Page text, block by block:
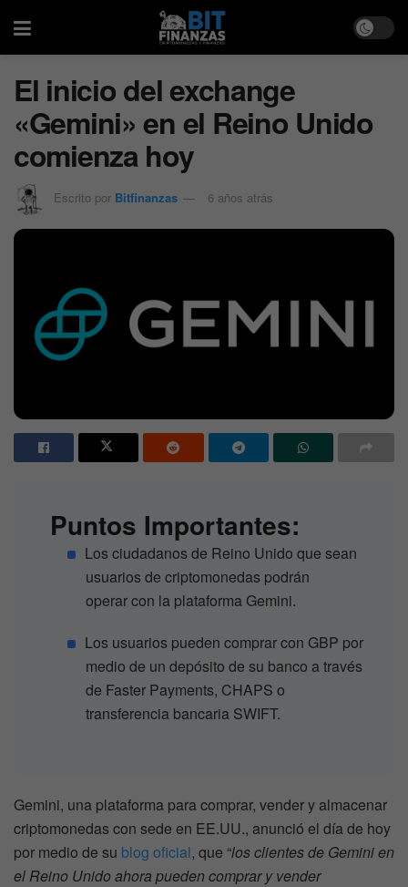
El inicio del exchange
«Gemini» en el Reino Unido
comienza hoy
Escrito por Bitfinanzas 6 años atrás
Puntos Importantes:
Los ciudadanos de Reino Unido que sean
usuarios de criptomonedas podrán
operar con la plataforma Gemini.
Los usuarios pueden comprar con GBP por
medio de un depósito de su banco a través
de Faster Payments, CHAPS o
transferencia bancaria SWIFT.
Gemini, una plataforma para comprar, vender y almacenar
criptomonedas con sede en EE.UU., anunció el día de hoy
por medio de su blog oficial, que “los clientes de Gemini en
el Reino Unido ahora pueden comprar y vender